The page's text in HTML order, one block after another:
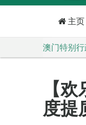
口
主页
澳门特别
【
度提